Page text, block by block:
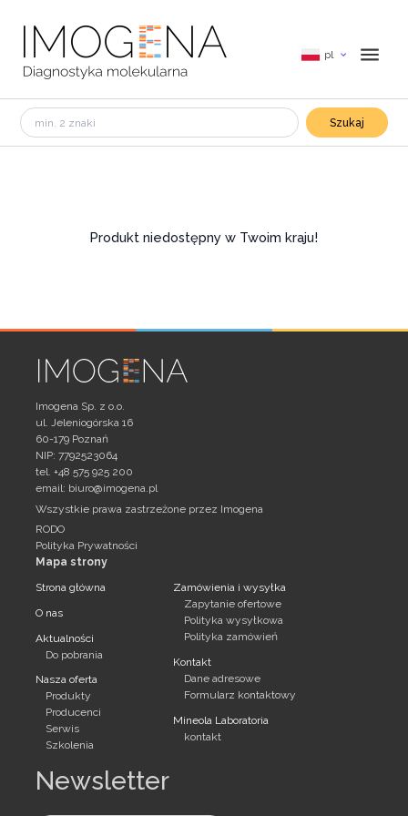
pl
Szukaj
Produkt niedostępny w Twoim kraju!
Imogena Sp. z o.o.
ul. Jeleniogórska 16
60-179 Poznań
NIP: 7792523064
tel. +48 575 925 200
email: biuro@imogena.pl
Wszystkie prawa zastrzeżone przez Imogena
RODO
Polityka Prywatności
Mapa strony
Strona główna
O nas
Aktualności
Do pobrania
Nasza oferta
Produkty
Producenci
Serwis
Szkolenia
Zamówienia i wysyłka
Zapytanie ofertowe
Polityka wysyłkowa
Polityka zamówień
Kontakt
Dane adresowe
Formularz kontaktowy
Mineola Laboratoria
kontakt
Newsletter